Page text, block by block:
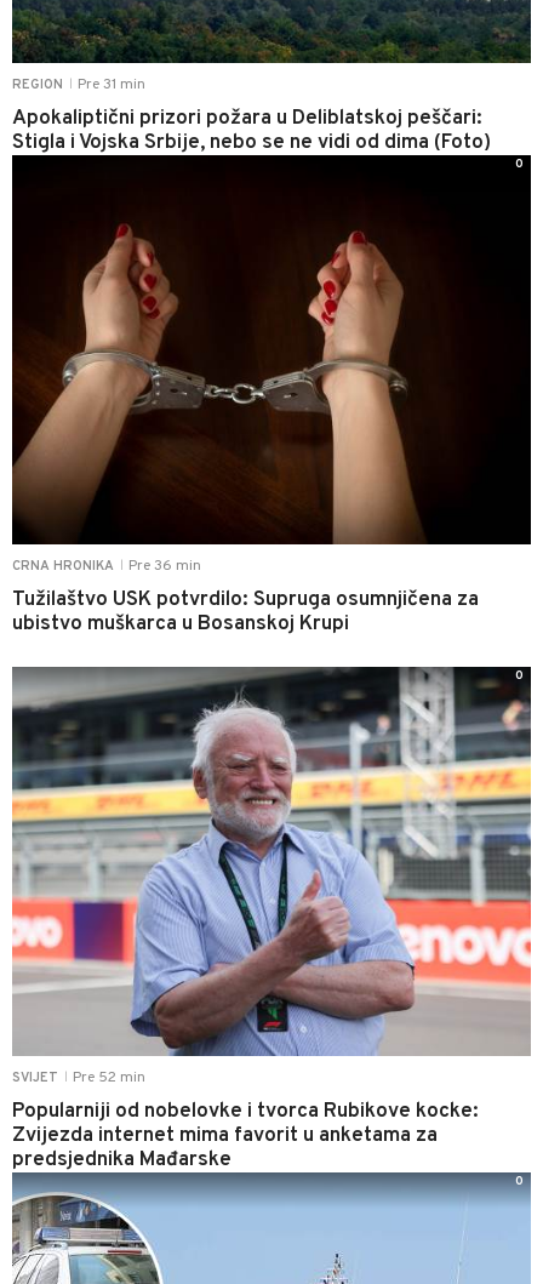
REGION Pre 31 min
Apokaliptični prizori požara u Deliblatskoj peščari:
Stigla i Vojska Srbije, nebo se ne vidi od dima (Foto)
CRNA HRONIKA Pre 36 min
Tužilaštvo USK potvrdilo: Supruga osumnjičena za
ubistvo muškarca u Bosanskoj Krupi
0
SVIJET Pre 52 min
Popularniji od nobelovke i tvorca Rubikove kocke:
Zvijezda internet mima favorit u anketama za
predsjednika Mađarske
0
0